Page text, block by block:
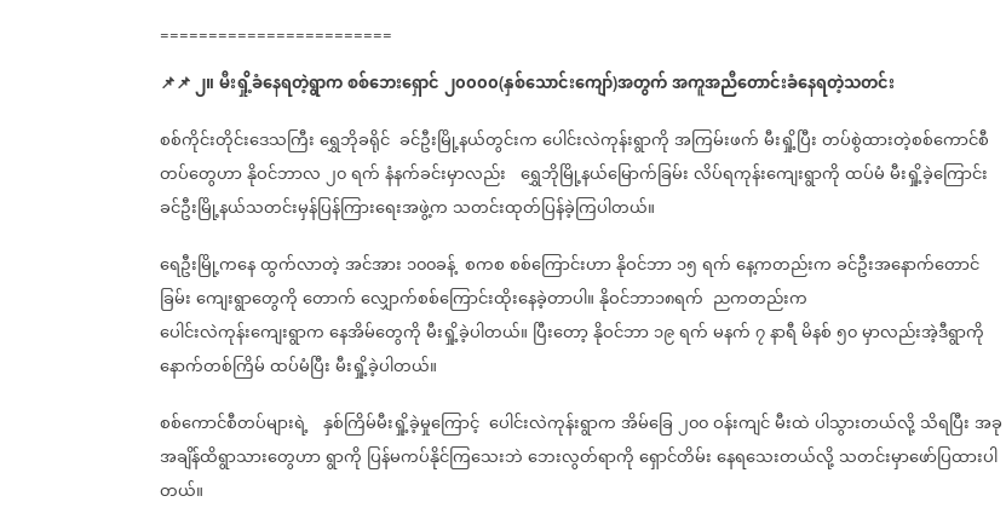
========================
📌📌၂။မီးရှို့ခံနေရတဲ့ရွာကစစ်ဘေးရှောင်၂၀၀၀၀(နှစ်သောင်းကျော်)အတွက်အကူအညီတောင်းခံနေရတဲ့သတင်း
စစ်ကိုင်းတိုင်းဒေသကြီးရွှေဘိုခရိုင် ခင်ဦးမြို့နယ်တွင်းကပေါင်းလဲကုန်းရွာကိုအကြမ်းဖက်မီးရှို့ပြီးတပ်စွဲထားတဲ့စစ်ကောင်စီ
တပ်တွေဟာနိုဝင်ဘာလ၂၀ရက်နံနက်ခင်းမှာလည်း ရွှေဘိုမြို့နယ်မြောက်ခြမ်းလိပ်ရကုန်းကျေးရွာကိုထပ်မံမီးရှို့ခဲ့ကြောင်း
ခင်ဦးမြို့နယ်သတင်းမှန်ပြန်ကြားရေးအဖွဲ့က သတင်းထုတ်ပြန်ခဲ့ကြပါတယ်။
ရေဦးမြို့ကနေထွက်လာတဲ့အင်အား ၁၀၀ခန့် စကစစစ်ကြောင်းဟာနိုဝင်ဘာ၁၅ရက်နေ့ကတည်းကခင်ဦးအနောက်တောင်
ခြမ်းကျေးရွာတွေကိုတောက်လျှောက်စစ်ကြောင်းထိုးနေခဲ့တာပါ။နိုဝင်ဘာ၁၈ရက် ညကတည်းက
ပေါင်းလဲကုန်းကျေးရွာကနေအိမ်တွေကိုမီးရှို့ခဲ့ပါတယ်။ ပြီးတော့နိုဝင်ဘာ၁၉ရက်မနက်၇နာရီမိနစ်၅၀မှာလည်းအဲ့ဒီရွာကို
နောက်တစ်ကြိမ်ထပ်မံပြီးမီးရှို့ခဲ့ပါတယ်။
စစ်ကောင်စီတပ်များရဲ့ နှစ်ကြိမ်မီးရှို့ခဲ့မှုကြောင့် ပေါင်းလဲကုန်းရွာကအိမ်ခြေ၂၀၀ဝန်းကျင်မီးထဲပါသွားတယ်လို့သိရပြီးအခု
အချိန်ထိရွာသားတွေဟာရွာကို ပြန်မကပ်နိုင်ကြသေးဘဲဘေးလွတ်ရာကိုရှောင်တိမ်းနေရသေးတယ်လို့သတင်းမှာဖော်ပြထားပါ
တယ်။